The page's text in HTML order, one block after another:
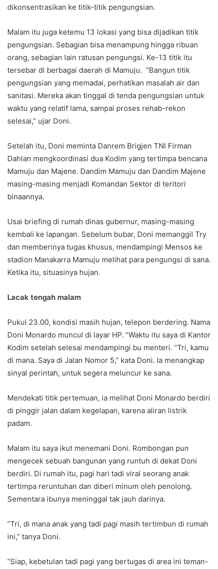
dikonsentrasikan ke titik-titik pengungsian.
Malam itu juga ketemu 13 lokasi yang bisa dijadikan titik
pengungsian. Sebagian bisa menampung hingga ribuan
orang, sebagian lain ratusan pengungsi. Ke-13 titik itu
tersebar di berbagai daerah di Mamuju. “Bangun titik
pengungsian yang memadai, perhatikan masalah air dan
sanitasi. Mereka akan tinggal di tenda pengungsian untuk
waktu yang relatif lama, sampai proses rehab-rekon
selesai,” ujar Doni.
Setelah itu, Doni meminta Danrem Brigjen TNI Firman
Dahlan mengkoordinasi dua Kodim yang tertimpa bencana
Mamuju dan Majene. Dandim Mamuju dan Dandim Majene
masing-masing menjadi Komandan Sektor di teritori
binaannya.
Usai briefing di rumah dinas gubernur, masing-masing
kembali ke lapangan. Sebelum bubar, Doni memanggil Try
dan memberinya tugas khusus, mendampingi Mensos ke
stadion Manakarra Mamuju melihat para pengungsi di sana.
Ketika itu, situasinya hujan.
Lacak tengah malam
Pukul 23.00, kondisi masih hujan, telepon berdering. Nama
Doni Monardo muncul di layar HP. “Waktu itu saya di Kantor
Kodim setelah selesai mendampingi bu menteri. “Tri, kamu
di mana. Saya di Jalan Nomor 5,” kata Doni. Ia menangkap
sinyal perintah, untuk segera meluncur ke sana.
Mendekati titik pertemuan, ia melihat Doni Monardo berdiri
di pinggir jalan dalam kegelapan, karena aliran listrik
padam.
Malam itu saya ikut menemani Doni. Rombongan pun
mengecek sebuah bangunan yang runtuh di dekat Doni
berdiri. Di rumah itu, pagi hari tadi viral seorang anak
tertimpa reruntuhan dan diberi minum oleh penolong.
Sementara ibunya meninggal tak jauh darinya.
“Tri, di mana anak yang tadi pagi masih tertimbun di rumah
ini,” tanya Doni.
“Siap, kebetulan tadi pagi yang bertugas di area ini teman-